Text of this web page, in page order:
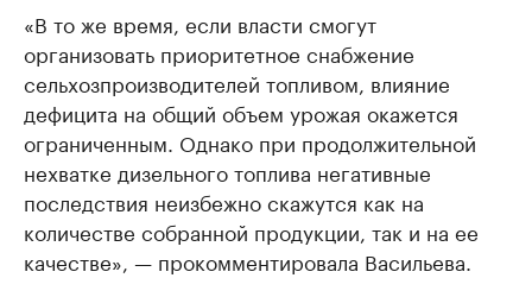
«В то же время, если власти смогут
организовать приоритетное снабжение
сельхозпроизводителей топливом, влияние
дефицита на общий объем урожая окажется
ограниченным. Однако при продолжительной
нехватке дизельного топлива негативные
последствия неизбежно скажутся как на
количестве собранной продукции, так и на ее
качестве», — прокомментировала Васильева.